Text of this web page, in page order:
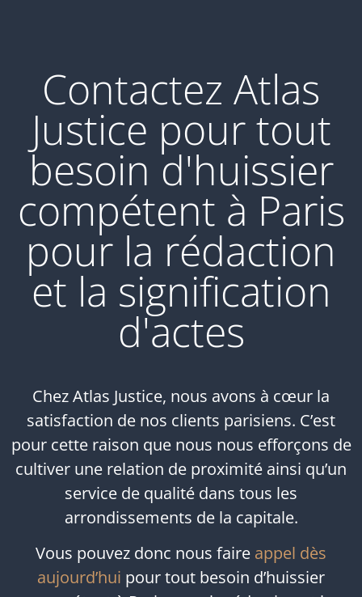
Contactez Atlas
Justice pour tout
besoin d'huissier
compétent à Paris
pour la rédaction
et la signification
d'actes
Chez Atlas Justice, nous avons à cœur la
satisfaction de nos clients parisiens. C’est
pour cette raison que nous nous efforçons de
cultiver une relation de proximité ainsi qu’un
service de qualité dans tous les
arrondissements de la capitale.
Vous pouvez donc nous faire appel dès
aujourd’hui pour tout besoin d’huissier